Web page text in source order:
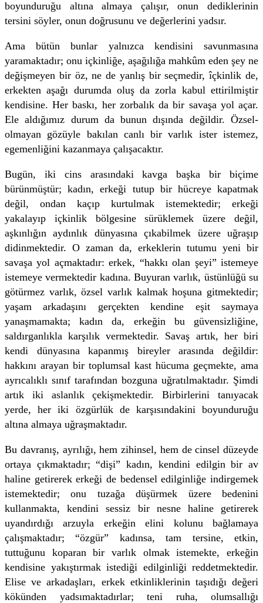
boyunduruğu altına almaya çalışır, onun dediklerinin
tersini söyler, onun doğrusunu ve değerlerini yadsır.
Ama bütün bunlar yalnızca kendisini savunmasına
yaramaktadır; onu içkinliğe, aşağılığa mahkûm eden şey ne
değişmeyen bir öz, ne de yanlış bir seçmedir, îçkinlik de,
erkekten aşağı durumda oluş da zorla kabul ettirilmiştir
kendisine. Her baskı, her zorbalık da bir savaşa yol açar.
Ele aldığımız durum da bunun dışında değildir. Özsel-
olmayan gözüyle bakılan canlı bir varlık ister istemez,
egemenliğini kazanmaya çalışacaktır.
Bugün, iki cins arasındaki kavga başka bir biçime
bürünmüştür; kadın, erkeği tutup bir hücreye kapatmak
değil, ondan kaçıp kurtulmak istemektedir; erkeği
yakalayıp içkinlik bölgesine sürüklemek üzere değil,
aşkınlığın aydınlık dünyasına çıkabilmek üzere uğraşıp
didinmektedir. O zaman da, erkeklerin tutumu yeni bir
savaşa yol açmaktadır: erkek, “hakkı olan şeyi” istemeye
istemeye vermektedir kadına. Buyuran varlık, üstünlüğü su
götürmez varlık, özsel varlık kalmak hoşuna gitmektedir;
yaşam arkadaşını gerçekten kendine eşit saymaya
yanaşmamakta; kadın da, erkeğin bu güvensizliğine,
saldırganlıkla karşılık vermektedir. Savaş artık, her biri
kendi dünyasına kapanmış bireyler arasında değildir:
hakkını arayan bir toplumsal kast hücuma geçmekte, ama
ayrıcalıklı sınıf tarafından bozguna uğratılmaktadır. Şimdi
artık iki aslanlık çekişmektedir. Birbirlerini tanıyacak
yerde, her iki özgürlük de karşısındakini boyunduruğu
altına almaya uğraşmaktadır.
Bu davranış, ayrılığı, hem zihinsel, hem de cinsel düzeyde
ortaya çıkmaktadır; “dişi” kadın, kendini edilgin bir av
haline getirerek erkeği de bedensel edilginliğe indirgemek
istemektedir; onu tuzağa düşürmek üzere bedenini
kullanmakta, kendini sessiz bir nesne haline getirerek
uyandırdığı arzuyla erkeğin elini kolunu bağlamaya
çalışmaktadır; “özgür” kadınsa, tam tersine, etkin,
tuttuğunu koparan bir varlık olmak istemekte, erkeğin
kendisine yakıştırmak istediği edilginliği reddetmektedir.
Elise ve arkadaşları, erkek etkinliklerinin taşıdığı değeri
kökünden yadsımaktadırlar; teni ruha, olumsallığı